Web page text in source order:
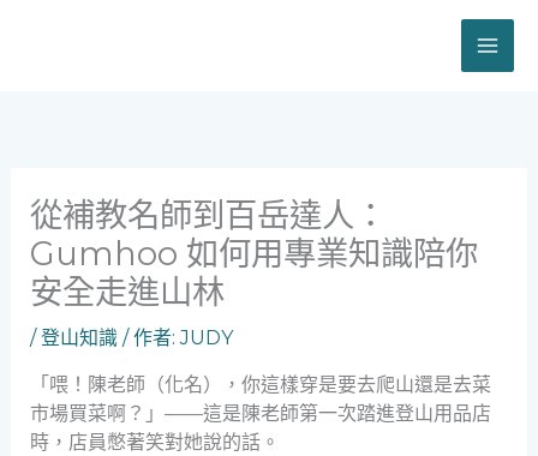
從補教名師到百岳達人：
Gumhoo 如何用專業知識陪你
安全走進山林
/登山知識/ 作者:JUDY
「喂！陳老師（化名），你這樣穿是要去爬山還是去菜
市場買菜啊？」——這是陳老師第一次踏進登山用品店
時，店員憋著笑對她說的話。